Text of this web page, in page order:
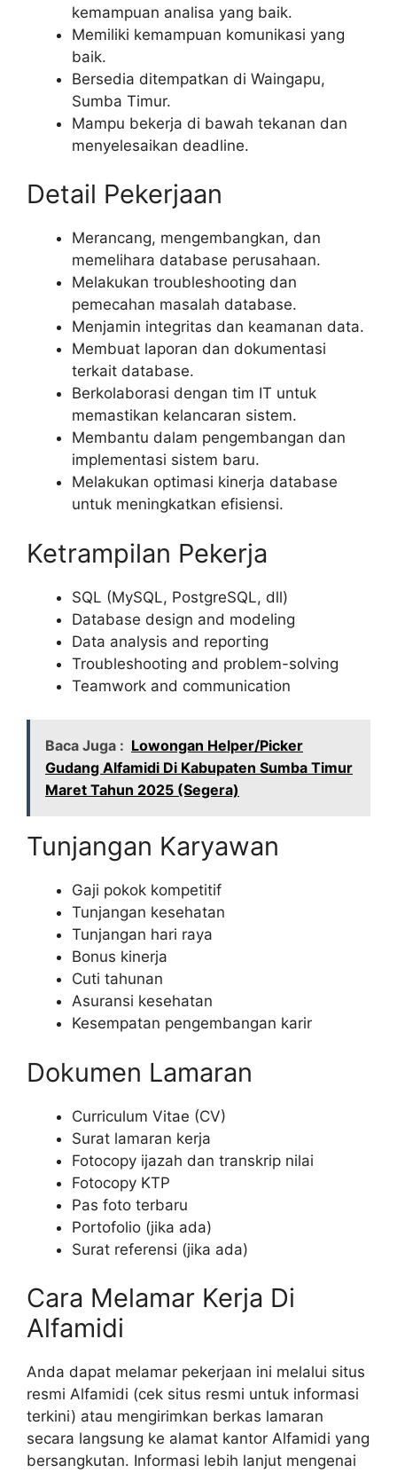
kemampuan analisa yang baik.
Memiliki kemampuan komunikasi yang
baik.
Bersedia ditempatkan di Waingapu,
Sumba Timur.
Mampu bekerja di bawah tekanan dan
menyelesaikan deadline.
Detail Pekerjaan
Merancang, mengembangkan, dan
memelihara database perusahaan.
Melakukan troubleshooting dan
pemecahan masalah database.
Menjamin integritas dan keamanan data.
Membuat laporan dan dokumentasi
terkait database.
Berkolaborasi dengan tim IT untuk
memastikan kelancaran sistem.
Membantu dalam pengembangan dan
implementasi sistem baru.
Melakukan optimasi kinerja database
untuk meningkatkan efisiensi.
Ketrampilan Pekerja
SQL (MySQL, PostgreSQL, dll)
Database design and modeling
Data analysis and reporting
Troubleshooting and problem-solving
Teamwork and communication
Baca Juga : Lowongan Helper/Picker
Gudang Alfamidi Di Kabupaten Sumba Timur
Maret Tahun 2025 (Segera)
Tunjangan Karyawan
Gaji pokok kompetitif
Tunjangan kesehatan
Tunjangan hari raya
Bonus kinerja
Cuti tahunan
Asuransi kesehatan
Kesempatan pengembangan karir
Dokumen Lamaran
Curriculum Vitae (CV)
Surat lamaran kerja
Fotocopy ijazah dan transkrip nilai
Fotocopy KTP
Pas foto terbaru
Portofolio (jika ada)
Surat referensi (jika ada)
Cara Melamar Kerja Di
Alfamidi
Anda dapat melamar pekerjaan ini melalui situs
resmi Alfamidi (cek situs resmi untuk informasi
terkini) atau mengirimkan berkas lamaran
secara langsung ke alamat kantor Alfamidi yang
bersangkutan. Informasi lebih lanjut mengenai